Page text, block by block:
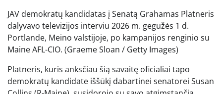
JAV demokratų kandidatas į Senatą Grahamas Platneris
dalyvavo televizijos interviu 2026 m. gegužės 1 d.
Portlande, Meino valstijoje, po kampanijos renginio su
Maine AFL-CIO. (Graeme Sloan / Getty Images)
Platneris, kuris anksčiau šią savaitę oficialiai tapo
demokratų kandidate iššūkį dabartinei senatorei Susan